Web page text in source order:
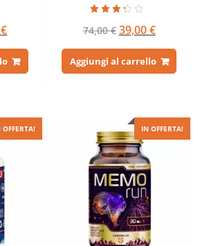
€Il
attuale
è:
3.00
74,00€ Il
originale
era:
39,00€Il
attuale
è:
Aggiungi al carrello
OFFERTA! IN OFFERTA!